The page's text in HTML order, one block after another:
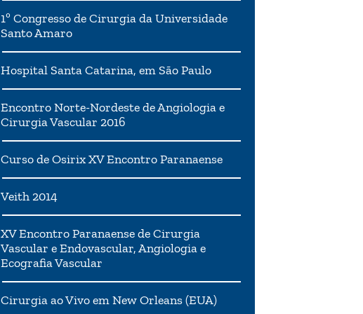
1º Congresso de Cirurgia da Universidade
Santo Amaro
Hospital Santa Catarina, em São Paulo
Encontro Norte-Nordeste de Angiologia e
Cirurgia Vascular 2016
Curso de Osirix XV Encontro Paranaense
Veith 2014
XV Encontro Paranaense de Cirurgia
Vascular e Endovascular, Angiologia e
Ecografia Vascular
Cirurgia ao Vivo em New Orleans (EUA)